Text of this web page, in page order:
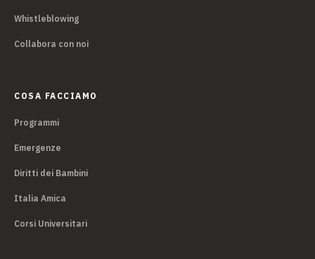
Whistleblowing
Collabora con noi
COSA FACCIAMO
Programmi
Emergenze
Diritti dei Bambini
Italia Amica
Corsi Universitari